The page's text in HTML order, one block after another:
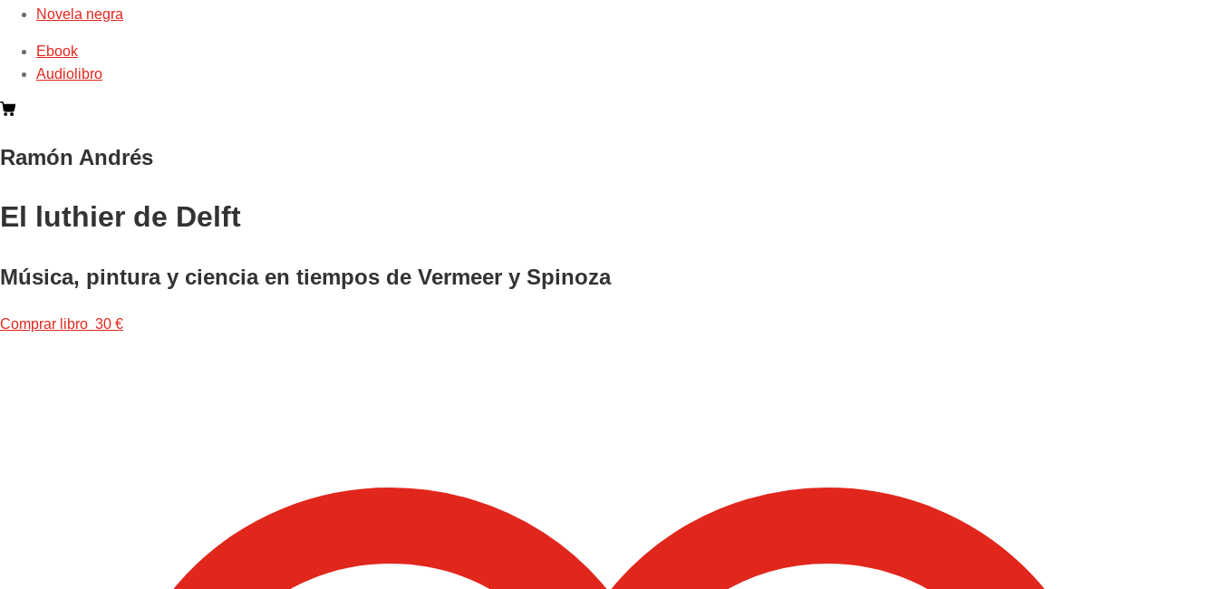
Novela negra
Ebook
Audiolibro
Ramón Andrés
El luthier de Delft
Música, pintura y ciencia en tiempos de Vermeer y Spinoza
Comprar libro 30 €